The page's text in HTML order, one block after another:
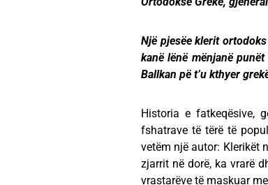
Një pjesëe klerit
kanë lënë mënjanë
Ballkan pë t’u kthyer
Historia e fatkeqësive,
fshatrave të tërë të
vetëm një autor: Klerikët
zjarrit në dorë, ka vrarë
vrastarëve të maskuar